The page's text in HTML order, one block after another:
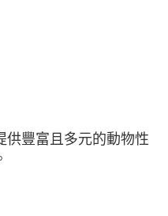
供豐富且多元的動物性